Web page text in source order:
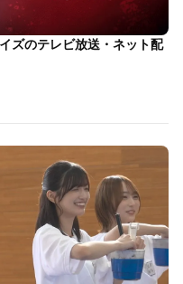
ズのテレビ放送・ネット配